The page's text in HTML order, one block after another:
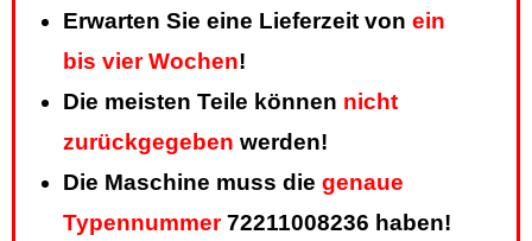
Erwarten Sie eine Lieferzeit von ein
bis vier Wochen!
Die meisten Teile können nicht
zurückgegeben werden!
Die Maschine muss die genaue
Typennummer72211008236 haben!